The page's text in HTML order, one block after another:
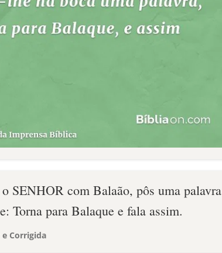
SENHOR com Balaão, pôs uma palavra
Torna para Balaque e fala assim.
Corrigida